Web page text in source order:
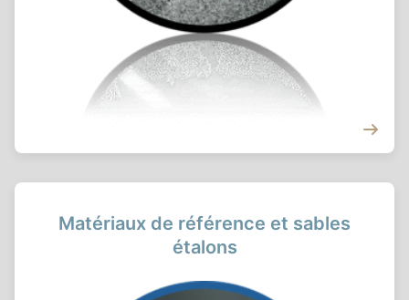
Matériaux de référence et sables
étalons